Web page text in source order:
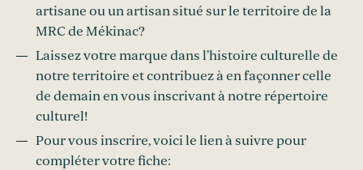
artisane ou un artisan situé sur le territoire de la
MRC de Mékinac?
Laissez votre marque dans l’histoire culturelle de
notre territoire et contribuez à en façonner celle
de demain en vous inscrivant à notre répertoire
culturel!
Pour vous inscrire, voici le lien à suivre pour
compléter votre fiche: